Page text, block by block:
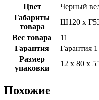
Цвет
Черный
Габариты
товара
Ш120 х
Вес товара
11
Гарантия
Гарантия 1
Размер
упаковки
12 х 80 х
Похожие